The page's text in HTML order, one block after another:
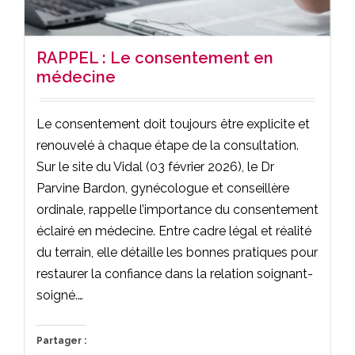
RAPPEL : Le consentement en
médecine
Le consentement doit toujours être explicite et
renouvelé à chaque étape de la consultation.
Sur le site du Vidal (03 février 2026), le Dr
Parvine Bardon, gynécologue et conseillère
ordinale, rappelle l’importance du consentement
éclairé en médecine. Entre cadre légal et réalité
du terrain, elle détaille les bonnes pratiques pour
restaurer la confiance dans la relation soignant-
soigné.…
Partager :